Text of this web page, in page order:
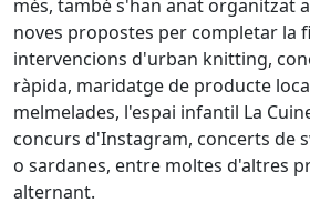
més, també s'han anat organitzat
noves propostes per completar la
intervencions d'urban knitting,
ràpida, maridatge de producte
melmelades, l'espai infantil La
concurs d'Instagram, concerts de
o sardanes, entre moltes d'altres
alternant.